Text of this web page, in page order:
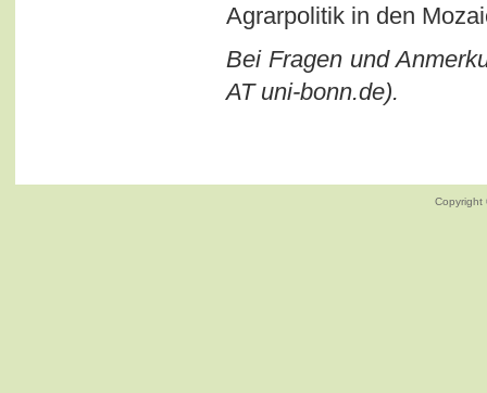
Agrarpolitik in den
Bei Fragen und
AT uni-bonn.de).
Copyright